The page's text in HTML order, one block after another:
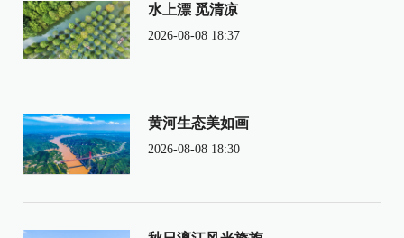
水上漂 觅清凉
2026-08-08 18:37
黄河生态美如画
2026-08-08 18:30